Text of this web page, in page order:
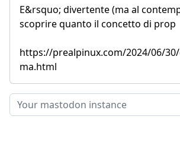
E&rsquo; divertente (ma al
scoprire quanto il concetto di prop
https://prealpinux.com/2024/06/
ma.html